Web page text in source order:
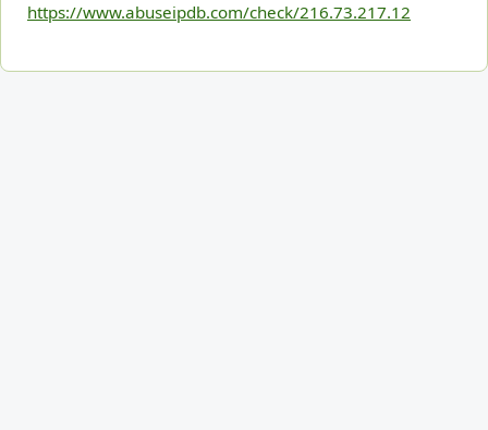
https://www.abuseipdb.com/check/216.73.217.12